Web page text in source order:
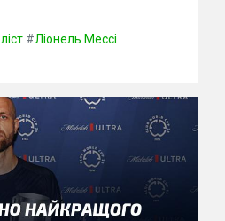
#Ліонель Мессі